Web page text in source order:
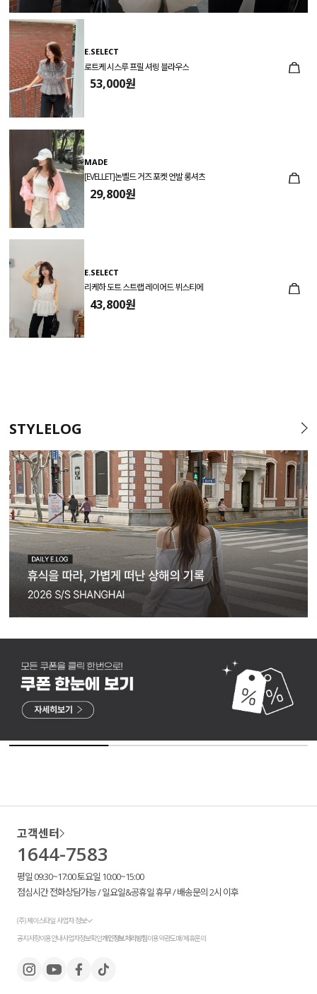
E.SELECT
로트케 시스루 프릴 셔링 블라우스
53,000원
MADE
[EVELLET]논벨드 거즈 포켓 언발 롱셔츠
29,800원
E.SELECT
리케하 도트 스트랩 레이어드 뷔스티에
43,800원
STYLELOG
고객센터
1644-7583
평일 09:30~17:00 토요일 10:00~15:00
점심시간 전화상담가능 / 일요일&공휴일 휴무 / 배송문의 2시 이후
(주) 제이스타일 사업자 정보
공지사항이용안내사업자정보확인개인정보처리방침이용약관도매/제휴문의